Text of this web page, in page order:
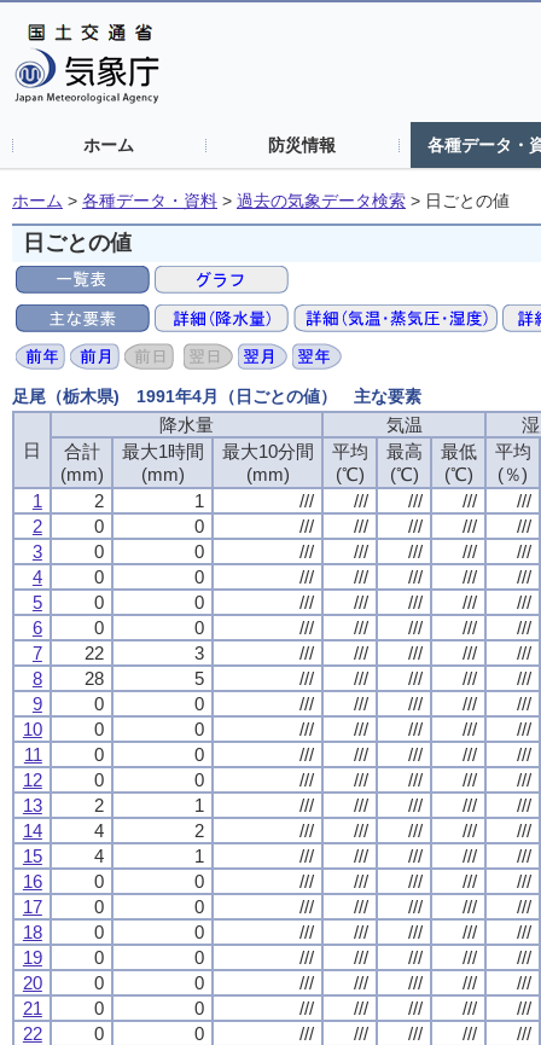
ホーム 防災情報 各種データ・
ホーム > 各種データ・資料 > 過去の気象データ検索 > 日ごとの値
日ごとの値
足尾（栃木県) 1991年4月（日ごとの値） 主な要素
日
降水量 気温
合計
(mm)
最大1時間
(mm)
最大10分間
(mm)
平均
(℃)
最高
(℃)
最低
(℃)
平均
(％)
1
2 1 /// /// /// ///
///
2
0 0 /// /// /// ///
///
3
0 0 /// /// /// ///
///
4
0 0 /// /// /// ///
///
5
0 0 /// /// /// ///
///
6
0 0 /// /// /// ///
///
7
22 3 /// /// /// ///
///
8
28 5 /// /// /// ///
///
9
0 0 /// /// /// ///
///
10
0 0 /// /// /// ///
///
11
0 0 /// /// /// ///
///
12
0 0 /// /// /// ///
///
13
2 1 /// /// /// ///
///
14
4 2 /// /// /// ///
///
15
4 1 /// /// /// ///
///
16
0 0 /// /// /// ///
///
17
0 0 /// /// /// ///
///
18
0 0 /// /// /// ///
///
19
0 0 /// /// /// ///
///
20
0 0 /// /// /// ///
///
21
0 0 /// /// /// ///
///
22
0 0 /// /// /// ///
///